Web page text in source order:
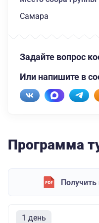
Самара
Задайте вопрос
Или напишите в
Программа
1 день